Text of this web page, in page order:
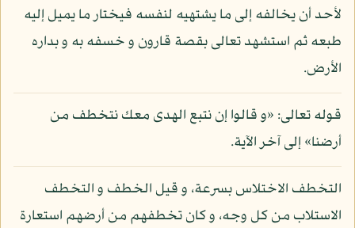
لأحد أن يخالفه إلى ما يشتهيه لنفسه فيختار ما يميل إليه
طبعه ثم استشهد تعالى بقصة قارون و خسفه به و بداره
الأرض.
قوله تعالى: «و قالوا إن نتبع الهدى معك نتخطف من
أرضنا» إلى آخر الآية.
التخطف الاختلاس بسرعة، و قيل الخطف و التخطف
الاستلاب من كل وجه، و كان تخطفهم من أرضهم استعارة